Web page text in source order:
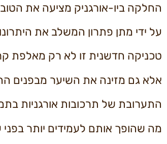
החלקה ביו-אורגניק מציעה את
על ידי מתן פתרון המשלב את
טכניקה חדשנית זו לא רק מאלפת
אלא גם מזינה את השיער מבפנים
התערובת של תרכובות אורגניות
מה שהופך אותם לעמידים יותר בפני